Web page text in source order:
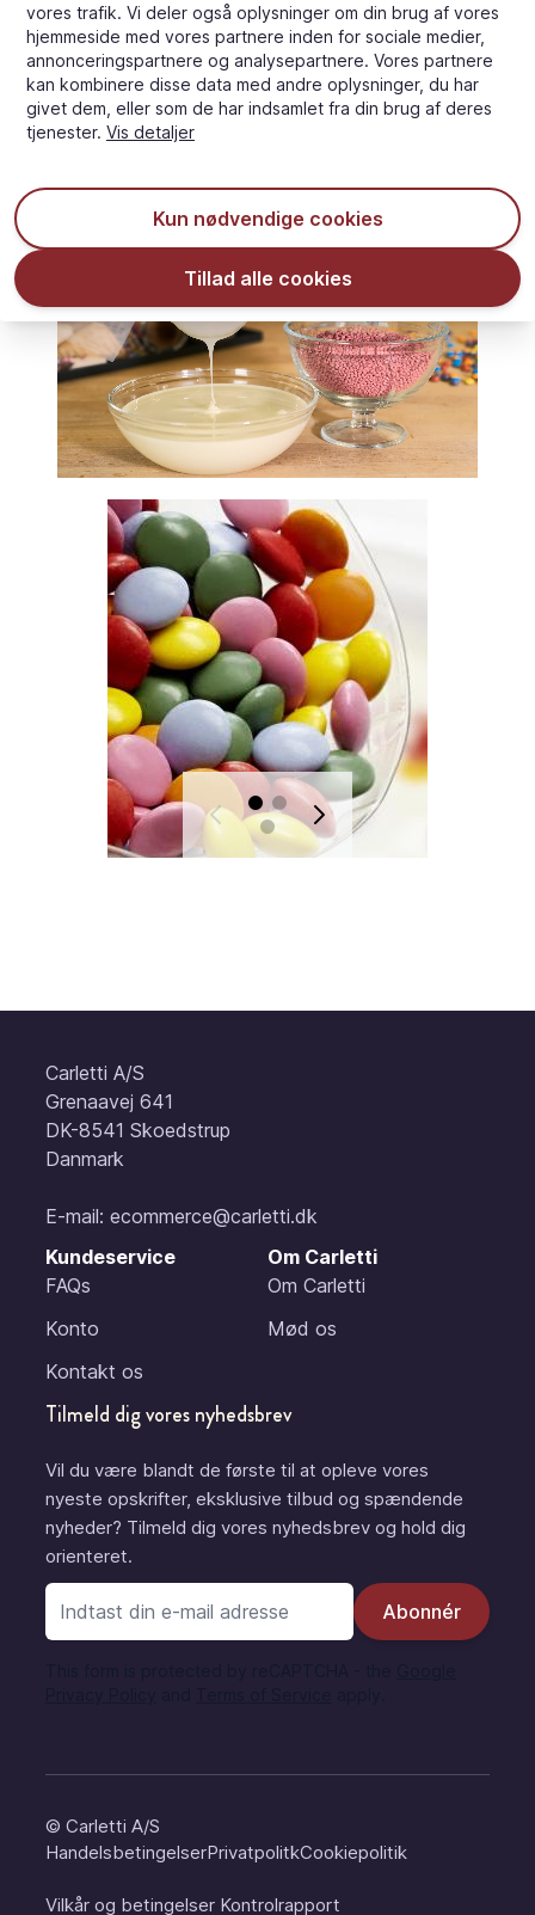
Carletti A/S
Grenaavej 641
DK-8541 Skoedstrup
Danmark
E-mail: ecommerce@carletti.dk
Kundeservice
FAQs
Konto
Kontakt os
Om Carletti
Om Carletti
Mød os
Tilmeld dig vores nyhedsbrev
Vil du være blandt de første til at opleve vores
nyeste opskrifter, eksklusive tilbud og spændende
nyheder? Tilmeld dig vores nyhedsbrev og hold dig
orienteret.
E-mail adresse
Abonnér
© Carletti A/S
HandelsbetingelserPrivatpolitkCookiepolitik
Vilkår og betingelser Kontrolrapport
vores trafik. Vi deler også oplysninger om din brug af vores
hjemmeside med vores partnere inden for sociale medier,
annonceringspartnere og analysepartnere. Vores partnere
kan kombinere disse data med andre oplysninger, du har
givet dem, eller som de har indsamlet fra din brug af deres
tjenester. Vis detaljer
Kun nødvendige cookies
Tillad alle cookies